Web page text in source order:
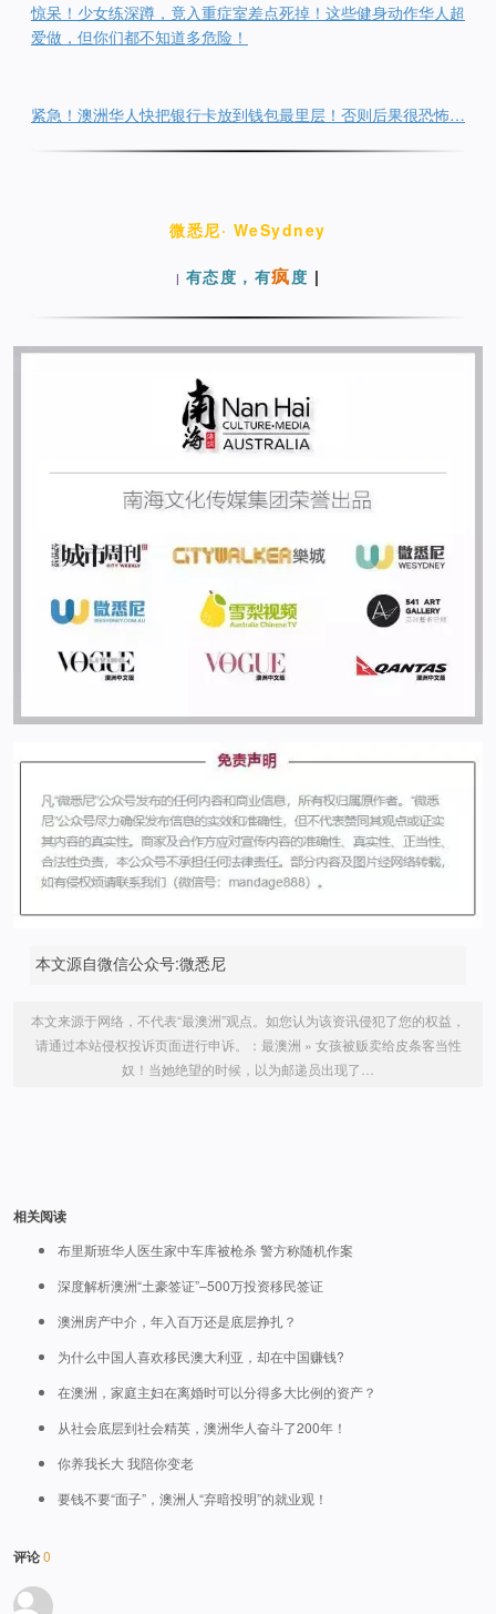
惊呆！少女练深蹲，竟入重症室差点死掉！这些健身动作华人超
爱做，但你们都不知道多危险！
紧急！澳洲华人快把银行卡放到钱包最里层！否则后果很恐怖…
微悉尼· WeSydney
| 有态度，有疯度 |
本文源自微信公众号:微悉尼
本文来源于网络，不代表“最澳洲”观点。如您认为该资讯侵犯了您的权益，
请通过本站侵权投诉页面进行申诉。： 最澳洲 » 女孩被贩卖给皮条客当性
奴！当她绝望的时候，以为邮递员出现了…
相关阅读
布里斯班华人医生家中车库被枪杀 警方称随机作案
深度解析澳洲“土豪签证”–500万投资移民签证
澳洲房产中介，年入百万还是底层挣扎？
为什么中国人喜欢移民澳大利亚，却在中国赚钱?
在澳洲，家庭主妇在离婚时可以分得多大比例的资产？
从社会底层到社会精英，澳洲华人奋斗了200年！
你养我长大 我陪你变老
要钱不要“面子”，澳洲人“弃暗投明”的就业观！
评论0